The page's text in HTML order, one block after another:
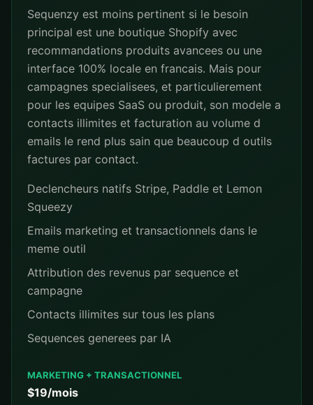
Sequenzy est moins pertinent si le besoin
principal est une boutique Shopify avec
recommandations produits avancees ou une
interface 100% locale en francais. Mais pour
campagnes specialisees, et particulierement
pour les equipes SaaS ou produit, son modele a
contacts illimites et facturation au volume d
emails le rend plus sain que beaucoup d outils
factures par contact.
Declencheurs natifs Stripe, Paddle et Lemon
Squeezy
Emails marketing et transactionnels dans le
meme outil
Attribution des revenus par sequence et
campagne
Contacts illimites sur tous les plans
Sequences generees par IA
MARKETING + TRANSACTIONNEL
$19/mois